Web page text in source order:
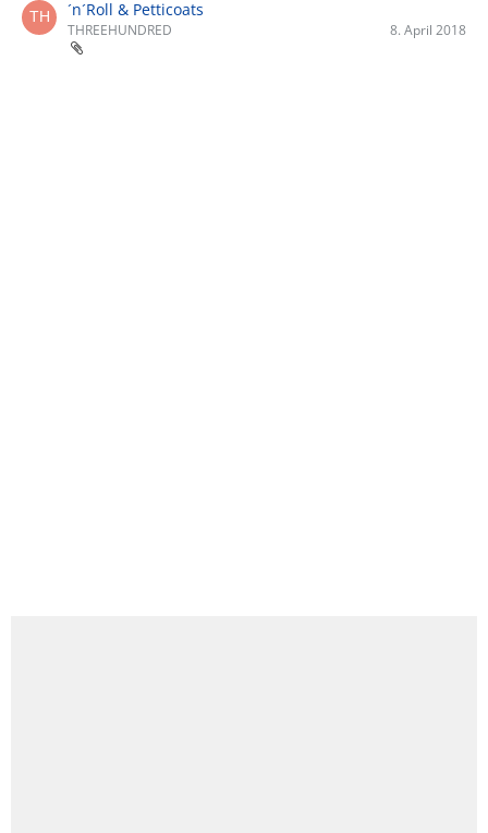
´n´Roll & Petticoats
THREEHUNDRED 8. April 2018